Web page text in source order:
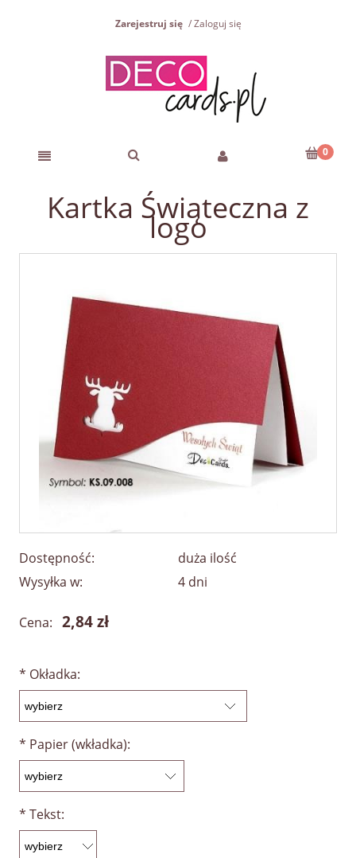
Zarejestruj się Zaloguj się
Kartka Świąteczna z
logo
Dostępność:
duża ilość
Wysyłka w:
4 dni
Cena: 2,84 zł
* Okładka:
* Papier (wkładka):
* Tekst: